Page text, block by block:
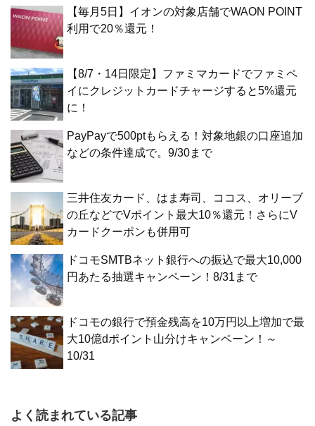
【毎月5日】イオンの対象店舗でWAON POINT
利用で20％還元！
【8/7・14日限定】ファミマカードでファミペ
イにクレジットカードチャージすると5%還元
に！
PayPayで500ptもらえる！対象地銀の口座追加
などの条件達成で。9/30まで
三井住友カード、はま寿司、ココス、オリーブ
の丘などでVポイント最大10％還元！さらにV
カードクーポンも併用可
ドコモSMTBネット銀行への振込で最大10,000
円あたる抽選キャンペーン！8/31まで
ドコモの銀行で預金残高を10万円以上増加で最
大10億dポイント山分けキャンペーン！～
10/31
よく読まれている記事